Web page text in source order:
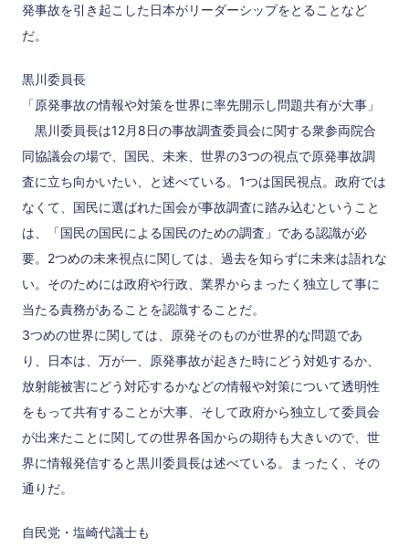
発事故を引き起こした日本がリーダーシップをとることなど
だ。
黒川委員長
「原発事故の情報や対策を世界に率先開示し問題共有が大事」
黒川委員長は12月8日の事故調査委員会に関する衆参両院合
同協議会の場で、国民、未来、世界の3つの視点で原発事故調
査に立ち向かいたい、と述べている。1つは国民視点。政府では
なくて、国民に選ばれた国会が事故調査に踏み込むということ
は、「国民の国民による国民のための調査」である認識が必
要。2つめの未来視点に関しては、過去を知らずに未来は語れな
い。そのためには政府や行政、業界からまったく独立して事に
当たる責務があることを認識することだ。
3つめの世界に関しては、原発そのものが世界的な問題であ
り、日本は、万が一、原発事故が起きた時にどう対処するか、
放射能被害にどう対応するかなどの情報や対策について透明性
をもって共有することが大事、そして政府から独立して委員会
が出来たことに関しての世界各国からの期待も大きいので、世
界に情報発信すると黒川委員長は述べている。まったく、その
通りだ。
自民党・塩崎代議士も